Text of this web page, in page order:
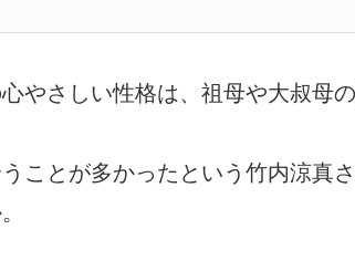
やさしい性格は、祖母や大叔母
ことが多かったという竹内涼真